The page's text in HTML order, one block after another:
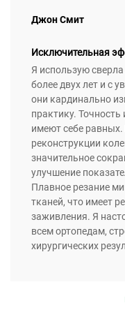
Джон Смит
Исключительная
Я использую
более двух лет и с
они кардинально
практику. Точность
имеют себе равных.
реконструкции
значительное
улучшение
Плавное резание
тканей, что имеет
заживления. Я
всем ортопедам,
хирургических